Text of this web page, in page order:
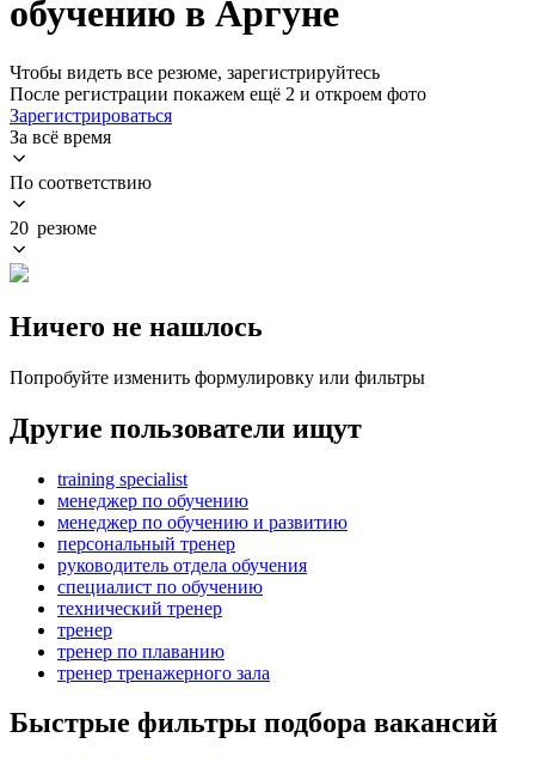
обучению в Аргуне
Чтобы видеть все резюме, зарегистрируйтесь
После регистрации покажем ещё 2 и откроем фото
Зарегистрироваться
За всё время
По соответствию
20 резюме
Ничего не нашлось
Попробуйте изменить формулировку или фильтры
Другие пользователи ищут
training specialist
менеджер по обучению
менеджер по обучению и развитию
персональный тренер
руководитель отдела обучения
специалист по обучению
технический тренер
тренер
тренер по плаванию
тренер тренажерного зала
Быстрые фильтры подбора вакансий